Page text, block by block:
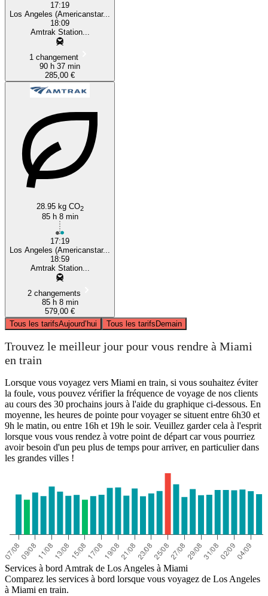
17:19
Los Angeles (Americanstar...
18:09
Amtrak Station...
1 changement
90 h 37 min
285,00 €
28.95 kg CO2
85 h 8 min
17:19
Los Angeles (Americanstar...
18:59
Amtrak Station...
2 changements
85 h 8 min
579,00 €
Tous les tarifsAujourd’hui Tous les tarifsDemain
Trouvez le meilleur jour pour vous rendre à Miami
en train
Lorsque vous voyagez vers Miami en train, si vous souhaitez éviter
la foule, vous pouvez vérifier la fréquence de voyage de nos clients
au cours des 30 prochains jours à l'aide du graphique ci-dessous. En
moyenne, les heures de pointe pour voyager se situent entre 6h30 et
9h le matin, ou entre 16h et 19h le soir. Veuillez garder cela à l'esprit
lorsque vous vous rendez à votre point de départ car vous pourriez
avoir besoin d'un peu plus de temps pour arriver, en particulier dans
les grandes villes !
Services à bord Amtrak de Los Angeles à Miami
Comparez les services à bord lorsque vous voyagez de Los Angeles
à Miami en train.